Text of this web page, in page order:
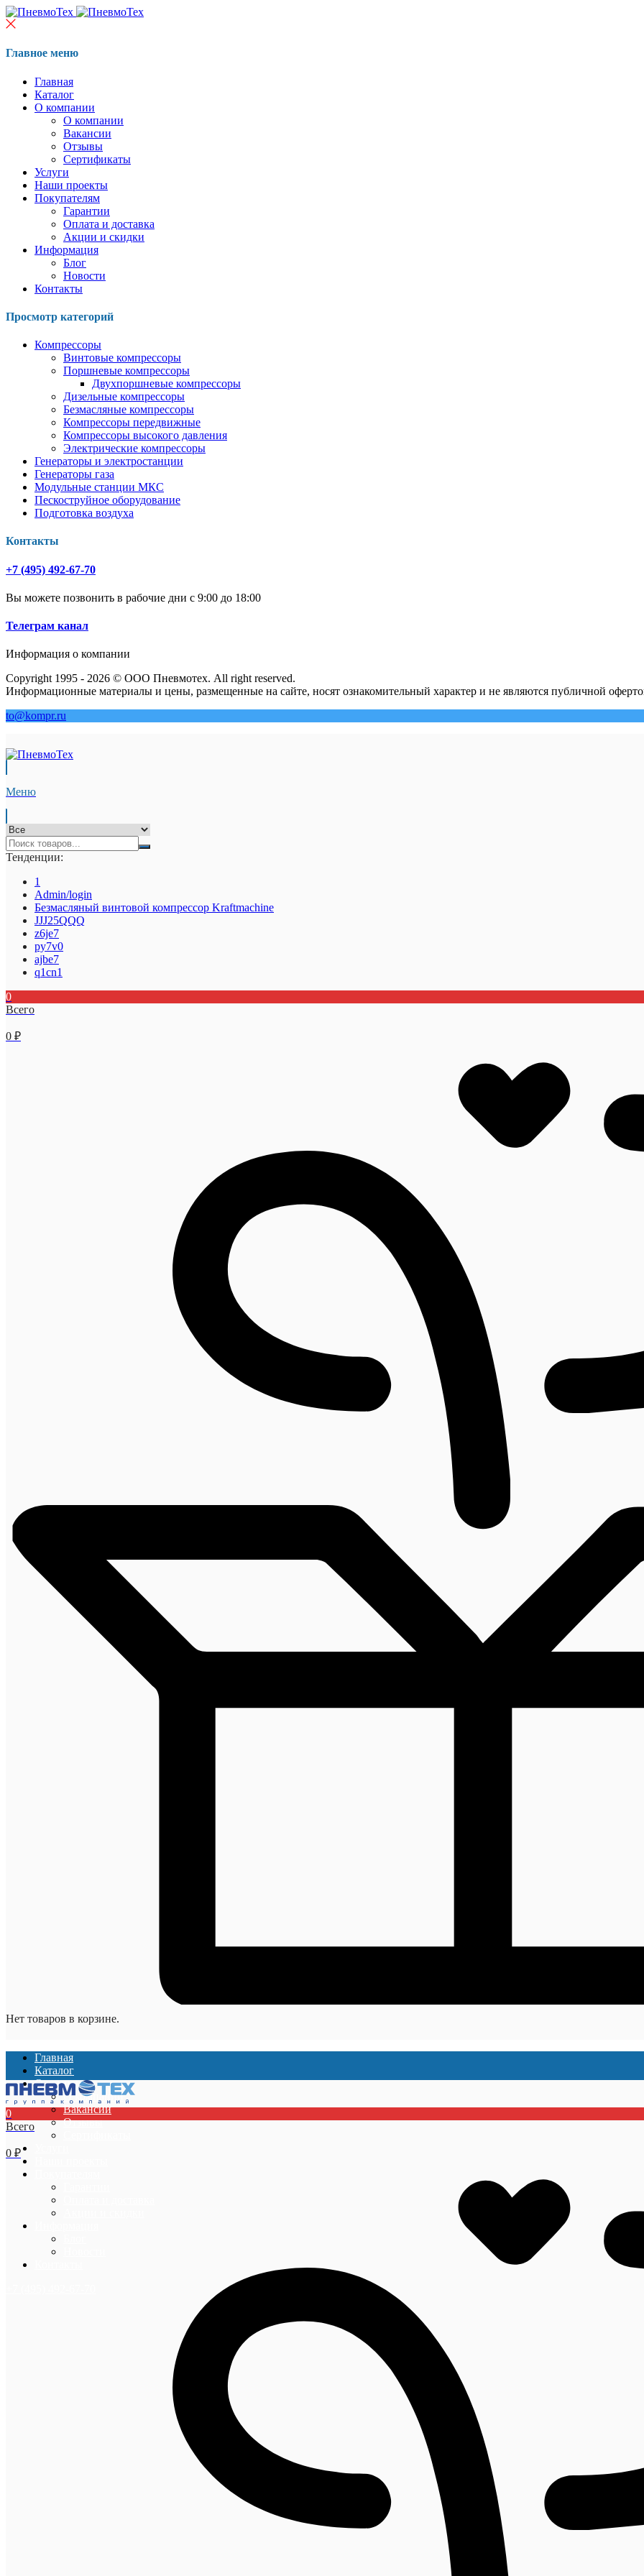
Главное меню
Главная
Каталог
О компании
О компании
Вакансии
Отзывы
Сертификаты
Услуги
Наши проекты
Покупателям
Гарантии
Оплата и доставка
Акции и скидки
Информация
Блог
Новости
Контакты
Просмотр категорий
Компрессоры
Винтовые компрессоры
Поршневые компрессоры
Двухпоршневые компрессоры
Дизельные компрессоры
Безмасляные компрессоры
Компрессоры передвижные
Компрессоры высокого давления
Электрические компрессоры
Генераторы и электростанции
Генераторы газа
Модульные станции МКС
Пескоструйное оборудование
Подготовка воздуха
Контакты
+7 (495) 492-67-70
Вы можете позвонить в рабочие дни с 9:00 до 18:00
Телеграм канал
Информация о компании
Copyright 1995 - 2026 © ООО Пневмотех. All right reserved.
Информационные материалы и цены, размещенные на сайте, носят ознакомительный характер и не являются публичной
to@kompr.ru
Меню
Тенденции:
1
Admin/login
Безмасляный винтовой компрессор Kraftmaсhine
JJJ25QQQ
z6je7
py7v0
ajbe7
q1cn1
0
Всего
0 ₽
Нет товаров в корзине.
Главная
Каталог
О компании
О компании
Вакансии
Отзывы
0
Всего
0 ₽